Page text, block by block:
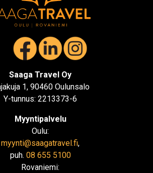
Saaga Travel Oy
1, 90460 Oulunsalo
Y-tunnus: 2213373-6
Myyntipalvelu
Oulu:
myynti@saagatravel.fi,
puh. 08 655 5100
Rovaniemi: